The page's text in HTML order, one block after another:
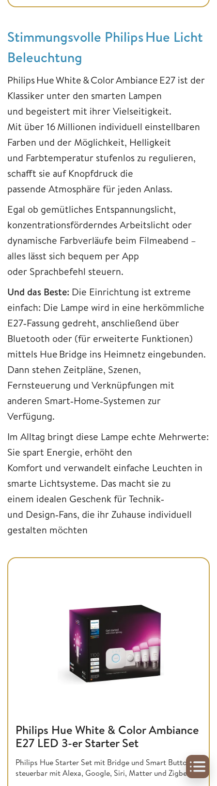
Stimmungsvolle Philips Hue Licht
Beleuchtung
Philips Hue White & Color Ambiance E27 ist der
Klassiker unter den smarten Lampen
und begeistert mit ihrer Vielseitigkeit.
Mit über 16 Millionen individuell einstellbaren
Farben und der Möglichkeit, Helligkeit
und Farbtemperatur stufenlos zu regulieren,
schafft sie auf Knopfdruck die
passende Atmosphäre für jeden Anlass.
Egal ob gemütliches Entspannungslicht,
konzentrationsförderndes Arbeitslicht oder
dynamische Farbverläufe beim Filmeabend –
alles lässt sich bequem per App
oder Sprachbefehl steuern.
Und das Beste: Die Einrichtung ist extreme
einfach: Die Lampe wird in eine herkömmliche
E27‑Fassung gedreht, anschließend über
Bluetooth oder (für erweiterte Funktionen)
mittels Hue Bridge ins Heimnetz eingebunden.
Dann stehen Zeitpläne, Szenen,
Fernsteuerung und Verknüpfungen mit
anderen Smart‑Home‑Systemen zur
Verfügung.
Im Alltag bringt diese Lampe echte Mehrwerte:
Sie spart Energie, erhöht den
Komfort und verwandelt einfache Leuchten in
smarte Lichtsysteme. Das macht sie zu
einem idealen Geschenk für Technik‑
und Design‑Fans, die ihr Zuhause individuell
gestalten möchten
Philips Hue White & Color Ambiance
E27 LED 3-er Starter Set
Philips Hue Starter Set mit Bridge und Smart Button,
steuerbar mit Alexa, Google, Siri, Matter und Zigbee